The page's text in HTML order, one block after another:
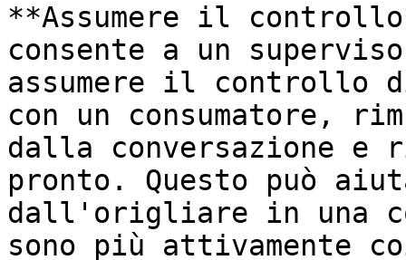
**Assumere il
consente a un
assumere il controllo
con un consumatore,
dalla conversazione
pronto. Questo può
dall'origliare in una
sono più attivamente